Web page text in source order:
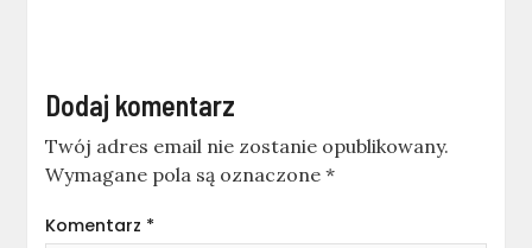
Dodaj komentarz
Twój adres email nie zostanie opublikowany.
Wymagane pola są oznaczone*
Komentarz *